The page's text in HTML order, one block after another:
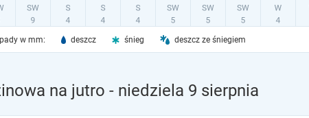
w mm: deszcz śnieg deszcz ze śniegiem
na jutro - niedziela 9 sierpnia